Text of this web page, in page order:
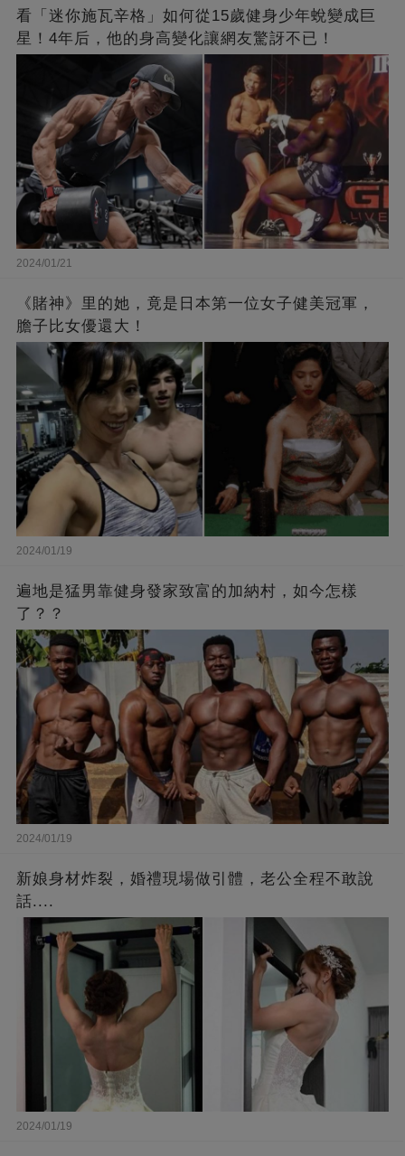
看「迷你施瓦辛格」如何從15歲健身少年蛻變成巨
星！4年后，他的身高變化讓網友驚訝不已！
2024/01/21
《賭神》里的她，竟是日本第一位女子健美冠軍，
膽子比女優還大！
2024/01/19
遍地是猛男靠健身發家致富的加納村，如今怎樣
了？？
2024/01/19
新娘身材炸裂，婚禮現場做引體，老公全程不敢說
話....
2024/01/19